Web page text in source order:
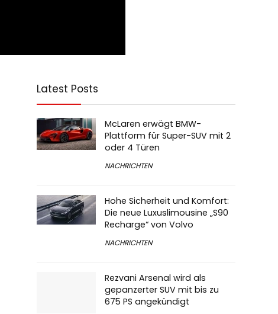
Latest Posts
McLaren erwägt BMW-
Plattform für Super-SUV mit 2
oder 4 Türen
NACHRICHTEN
Hohe Sicherheit und Komfort:
Die neue Luxuslimousine „S90
Recharge“ von Volvo
NACHRICHTEN
Rezvani Arsenal wird als
gepanzerter SUV mit bis zu
675 PS angekündigt